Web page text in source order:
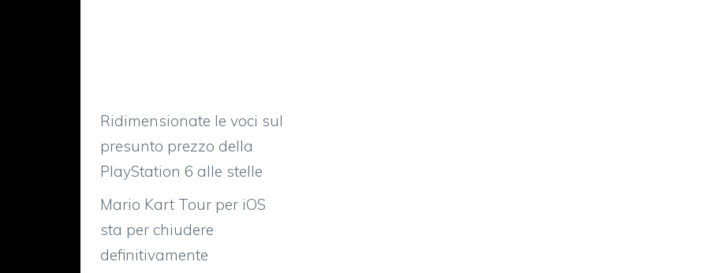
Ridimensionate le voci sul
presunto prezzo della
PlayStation 6 alle stelle
Mario Kart Tour per iOS
sta per chiudere
definitivamente